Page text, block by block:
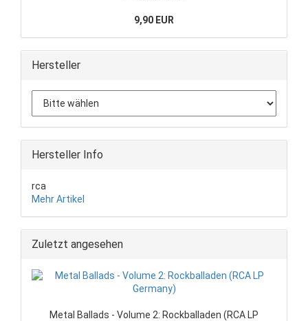
9,90 EUR
Hersteller
Hersteller Info
rca
Mehr Artikel
Zuletzt angesehen
Metal Ballads - Volume 2: Rockballaden (RCA LP